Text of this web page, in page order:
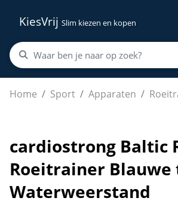
KiesVrij Slim kiezen en kopen
Home Sport Apparaten
cardiostrong Baltic Rower Pro
cardiostrong Baltic
Roeitrainer Blauwe
Waterweerstand